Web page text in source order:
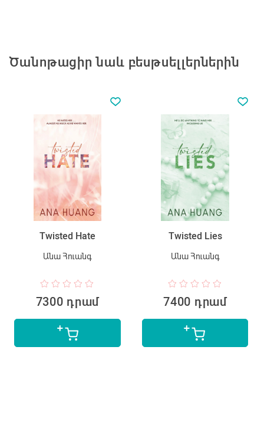
Ծանոթացիր նաև բեսթսելլերներին
Twisted Hate
Անա Հուանգ
7300 դրամ
Twisted Lies
Անա Հուանգ
7400 դրամ